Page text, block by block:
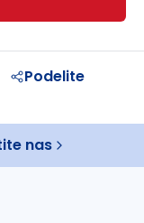
Podelite
nas